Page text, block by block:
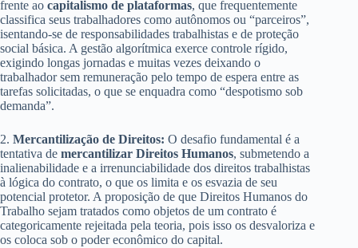
frente ao capitalismo de plataformas, que frequentemente
classifica seus trabalhadores como autônomos ou “parceiros”,
isentando-se de responsabilidades trabalhistas e de proteção
social básica. A gestão algorítmica exerce controle rígido,
exigindo longas jornadas e muitas vezes deixando o
trabalhador sem remuneração pelo tempo de espera entre as
tarefas solicitadas, o que se enquadra como “despotismo sob
demanda”.
2. Mercantilização de Direitos: O desafio fundamental é a
tentativa de mercantilizar Direitos Humanos, submetendo a
inalienabilidade e a irrenunciabilidade dos direitos trabalhistas
à lógica do contrato, o que os limita e os esvazia de seu
potencial protetor. A proposição de que Direitos Humanos do
Trabalho sejam tratados como objetos de um contrato é
categoricamente rejeitada pela teoria, pois isso os desvaloriza e
os coloca sob o poder econômico do capital.